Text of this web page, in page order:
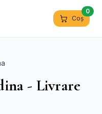
Coș
0
- Livrare